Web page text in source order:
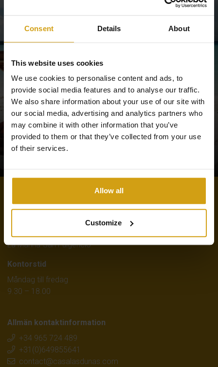
Consent Details About
This website uses cookies
We use cookies to personalise content and ads, to
provide social media features and to analyse our traffic.
We also share information about your use of our site with
our social media, advertising and analytics partners who
may combine it with other information that you’ve
provided to them or that they’ve collected from your use
of their services.
Allow all
Customize
“Vi skickar varje vecka ett nyhetsbrev med
bostadserbjudanden, nyheter och intressanta
Office La Marina
Avenida Londres 1A, Local 2, Centro Com. Plaza Sierra
La Marina-San Fulgencio
Kontorstid
Måndag till fredag
9.30 – 18.00
Allmän kontaktinformation
+34 965 724 489
+31(0)649855641
contact@casalasdunas.com